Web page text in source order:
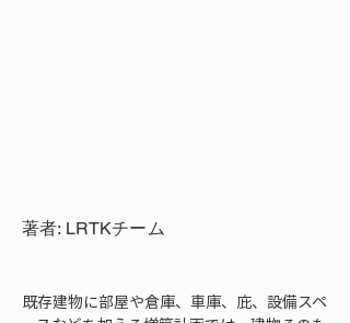
著者: LRTKチーム
既存建物に部屋や倉庫、車庫、庇、設備スペ